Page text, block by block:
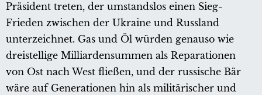
Präsident treten, der umstandslos einen Sieg-
Frieden zwischen der Ukraine und Russland
unterzeichnet. Gas und Öl würden genauso wie
dreistellige Milliardensummen als Reparationen
von Ost nach West fließen, und der russische Bär
wäre auf Generationen hin als militärischer und